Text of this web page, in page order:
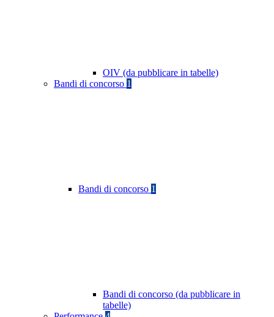
OIV (da pubblicare in tabelle)
Bandi di concorso 1
Bandi di concorso 1
Bandi di concorso (da pubblicare in
tabelle)